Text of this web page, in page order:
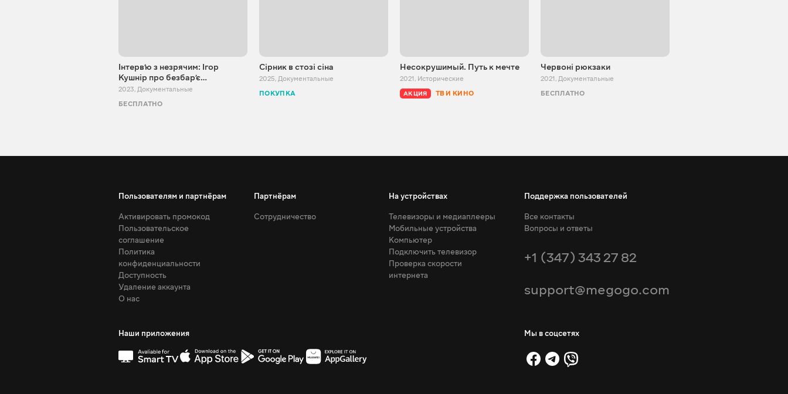
Інтервʼю з незрячим: Ігор
Кушнір про безбарʼє…
2023, Документальные
БЕСПЛАТНО
Сірник в стозі сіна
2025, Документальные
ПОКУПКА
Несокрушимый. Путь к мечте
2021, Исторические
АКЦИЯ ТВ И КИНО
Червоні рюкзаки
2021, Документальные
БЕСПЛАТНО
Пользователям и партнёрам
Активировать промокод
Пользовательское
соглашение
Политика
конфиденциальности
Доступность
Удаление аккаунта
О нас
Партнёрам
Сотрудничество
На устройствах
Телевизоры и медиаплееры
Мобильные устройства
Компьютер
Подключить телевизор
Проверка скорости
интернета
Поддержка пользователей
Все контакты
Вопросы и ответы
+1 (347) 343 27 82
support@megogo.com
Наши приложения Мы в соцсетях